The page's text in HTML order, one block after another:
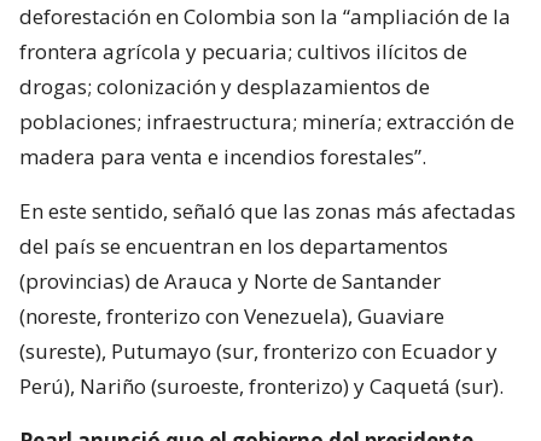
deforestación en Colombia son la “ampliación de la
frontera agrícola y pecuaria; cultivos ilícitos de
drogas; colonización y desplazamientos de
poblaciones; infraestructura; minería; extracción de
madera para venta e incendios forestales”.
En este sentido, señaló que las zonas más afectadas
del país se encuentran en los departamentos
(provincias) de Arauca y Norte de Santander
(noreste, fronterizo con Venezuela), Guaviare
(sureste), Putumayo (sur, fronterizo con Ecuador y
Perú), Nariño (suroeste, fronterizo) y Caquetá (sur).